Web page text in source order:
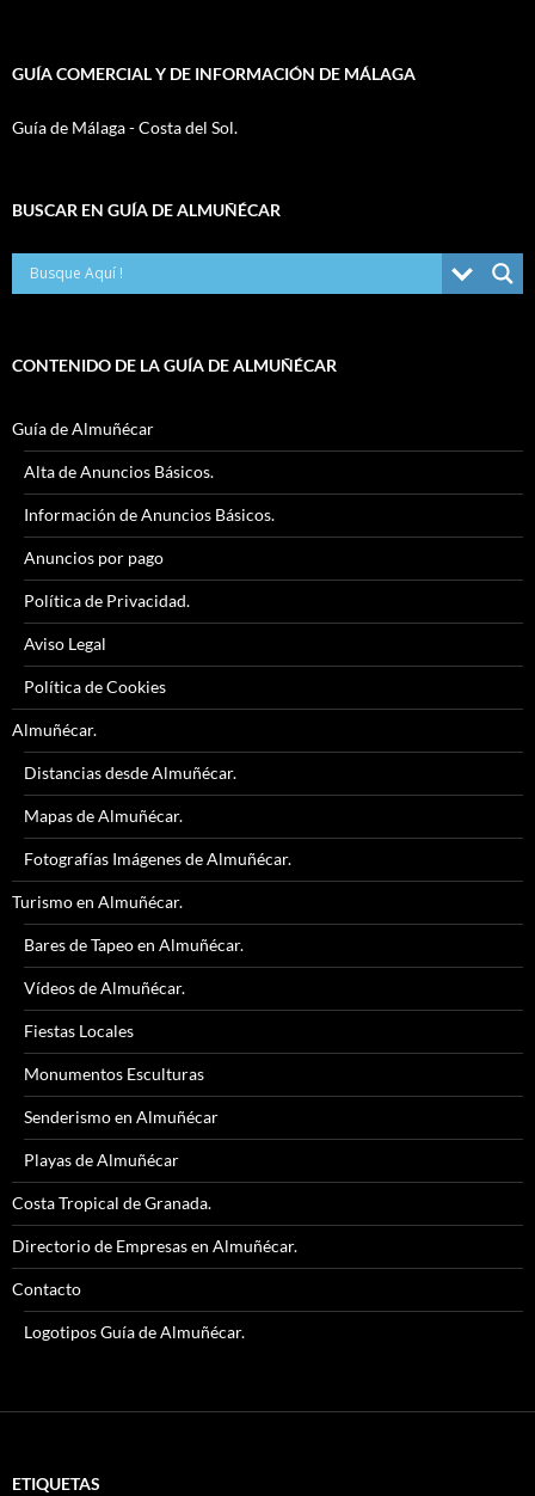
GUÍA COMERCIAL Y DE INFORMACIÓN DE MÁLAGA
Guía de Málaga - Costa del Sol.
BUSCAR EN GUÍA DE ALMUÑÉCAR
CONTENIDO DE LA GUÍA DE ALMUÑÉCAR
Guía de Almuñécar
Alta de Anuncios Básicos.
Información de Anuncios Básicos.
Anuncios por pago
Política de Privacidad.
Aviso Legal
Política de Cookies
Almuñécar.
Distancias desde Almuñécar.
Mapas de Almuñécar.
Fotografías Imágenes de Almuñécar.
Turismo en Almuñécar.
Bares de Tapeo en Almuñécar.
Vídeos de Almuñécar.
Fiestas Locales
Monumentos Esculturas
Senderismo en Almuñécar
Playas de Almuñécar
Costa Tropical de Granada.
Directorio de Empresas en Almuñécar.
Contacto
Logotipos Guía de Almuñécar.
ETIQUETAS